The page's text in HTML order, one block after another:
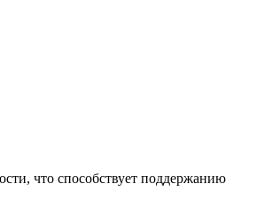
что способствует поддержанию